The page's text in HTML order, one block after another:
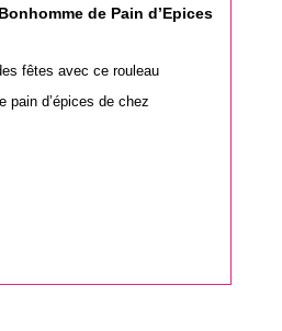
de Pain d’Epices
fêtes avec ce rouleau
pain d’épices de chez